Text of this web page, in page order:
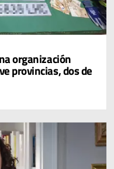
organización
provincias, dos de